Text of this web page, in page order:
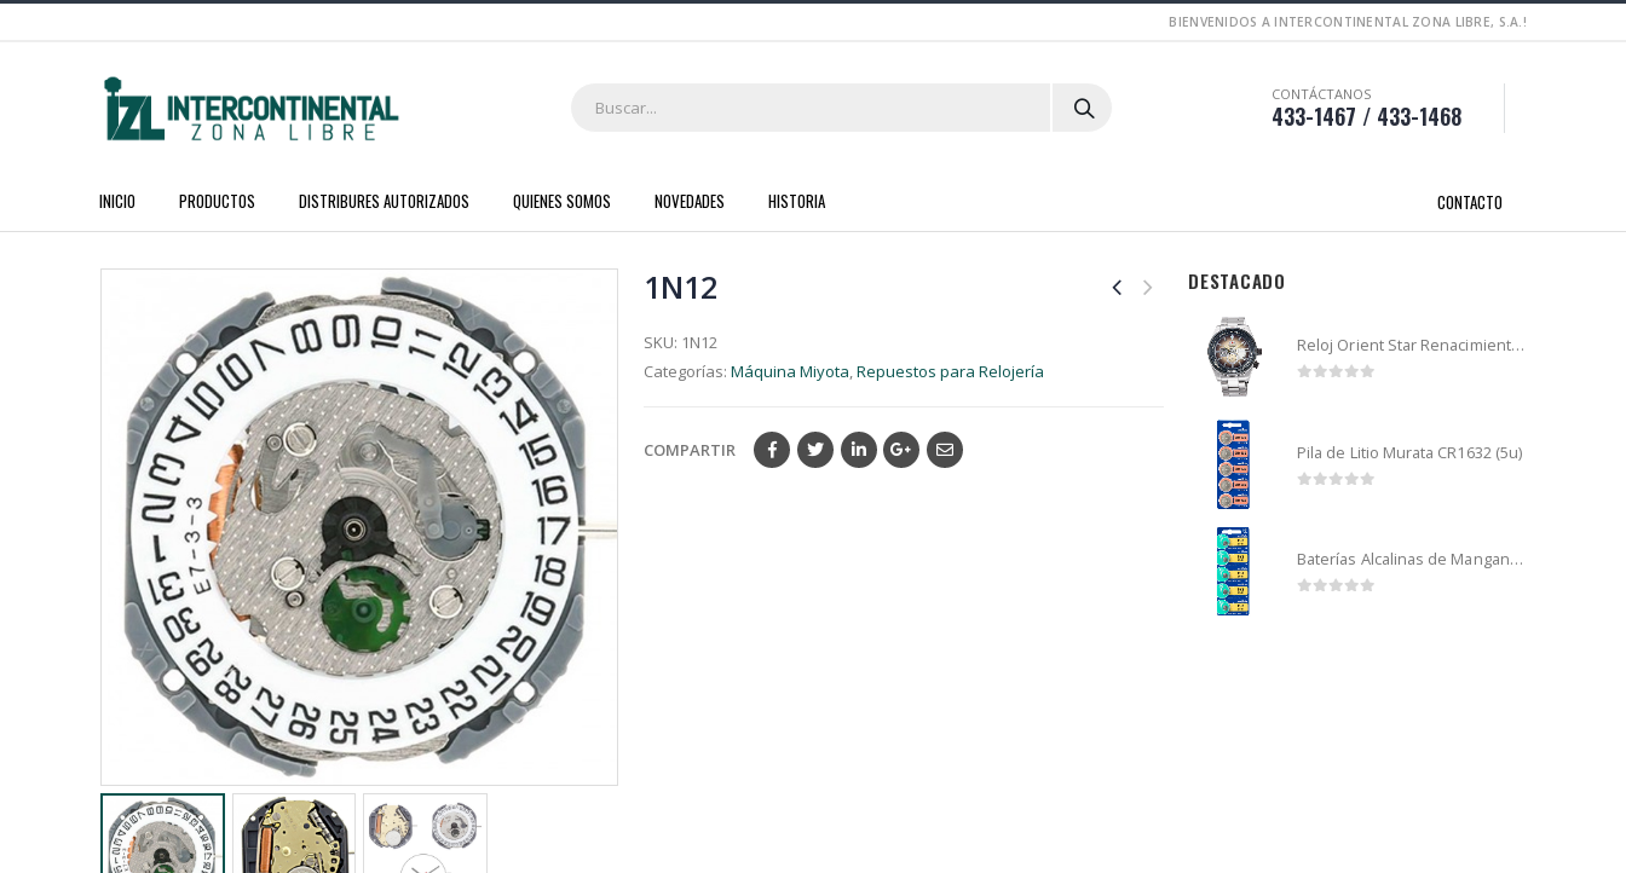
BIENVENIDOS A INTERCONTINENTAL ZONA LIBRE, S.A.!
CONTÁCTANOS
433-1467 / 433-1468
INICIO PRODUCTOS DISTRIBURES AUTORIZADOS QUIENES SOMOS NOVEDADES HISTORIA CONTACTO
1N12
SKU: 1N12
Categorías: Máquina Miyota,Repuestos para Relojería
COMPARTIR
DESTACADO
Reloj Orient Star Renacimiento mecánico - Retro Future Guitar - RA-AR0303G
Pila de Litio Murata CR1632 (5u)
Baterías Alcalinas de Manganeso Murata 192 (5u)